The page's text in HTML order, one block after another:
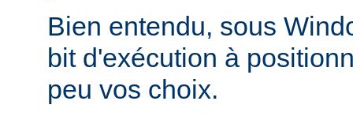
Bien entendu, sous
bit d'exécution à
peu vos choix.